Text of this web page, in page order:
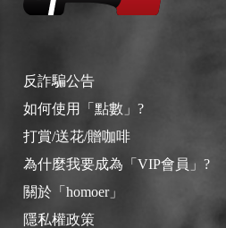
反詐騙公告
如何使用「點數」?
打賞/送花/贈咖啡
為什麼我要成為「VIP會員」?
關於「homoer」
隱私權政策